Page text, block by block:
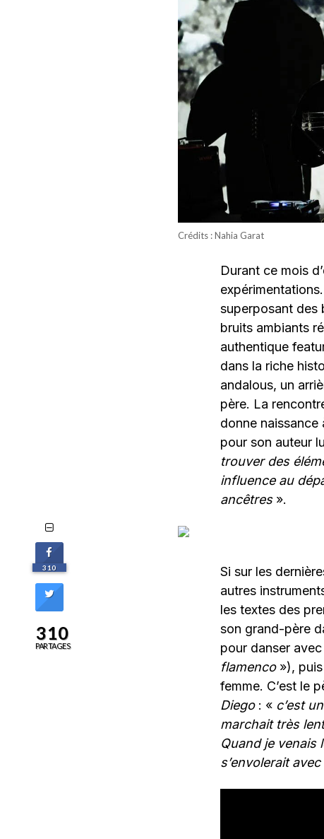
Crédits : Nahia Garat
Durant ce mois
superposant des
bruits ambiants
authentique
dans la riche
andalous, un
père. La
donne
pour son auteur
trouver des
influence au
ancêtres».
Si sur les
autres
les textes des
son grand-père
pour danser
flamenco »),
femme. C’est le
Diego: « c’est
marchait très
Quand je venais
s’envolerait
310
310
PARTAGES